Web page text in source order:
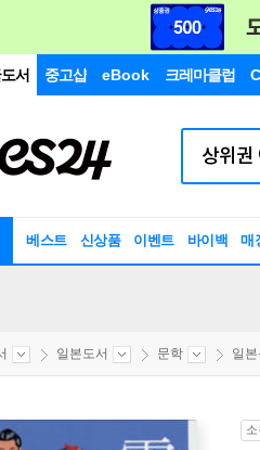
서 중고샵 eBook 크레마클럽
베스트 신상품 이벤트 바이백 매
일본도서 문학 일